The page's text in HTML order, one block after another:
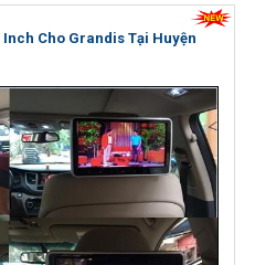
Inch Cho Grandis Tại Huyện